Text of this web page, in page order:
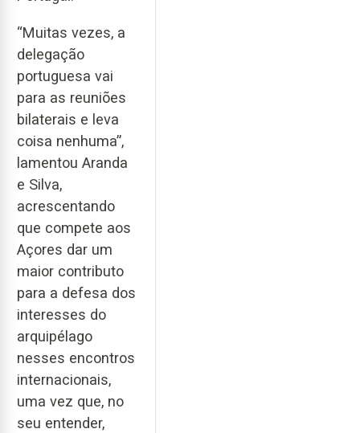
“Muitas vezes, a
delegação
portuguesa vai
para as reuniões
bilaterais e leva
coisa nenhuma”,
lamentou Aranda
e Silva,
acrescentando
que compete aos
Açores dar um
maior contributo
para a defesa dos
interesses do
arquipélago
nesses encontros
internacionais,
uma vez que, no
seu entender,